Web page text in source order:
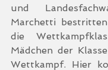
und
Marchetti
die
Mädchen der
Wettkampf. Hier